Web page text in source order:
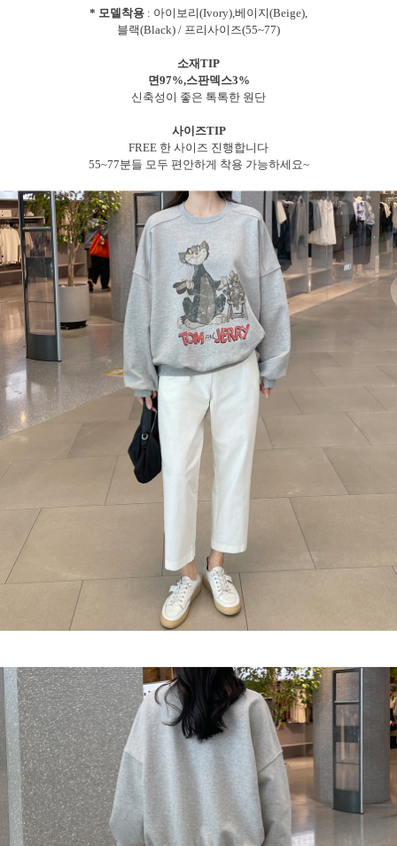
* 모델착용 : 아이보리(Ivory),베이지(Beige),
블랙(Black) / 프리사이즈(55~77)
소재TIP
면97%,스판덱스3%
신축성이 좋은 톡톡한 원단
사이즈TIP
FREE 한 사이즈 진행합니다
55~77분들 모두 편안하게 착용 가능하세요~